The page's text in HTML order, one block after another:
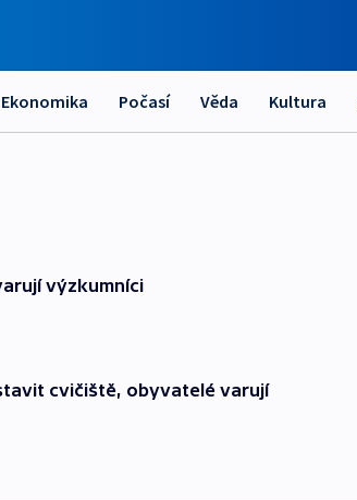
Ekonomika Počasí Věda Kultura
výzkumníci
cvičiště, obyvatelé varují